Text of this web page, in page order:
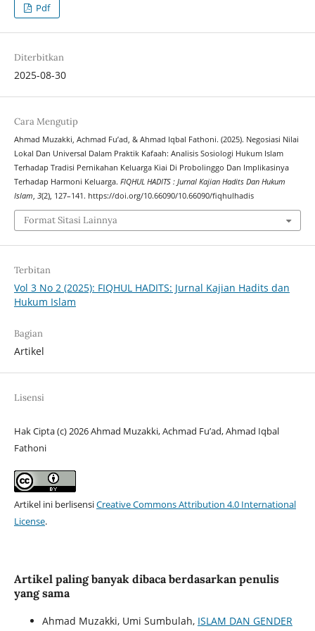
Pdf
Diterbitkan
2025-08-30
Cara Mengutip
Ahmad Muzakki, Achmad Fu’ad, & Ahmad Iqbal Fathoni. (2025). Negosiasi Nilai
Lokal Dan Universal Dalam Praktik Kafaah: Analisis Sosiologi Hukum Islam
Terhadap Tradisi Pernikahan Keluarga Kiai Di Probolinggo Dan Implikasinya
Terhadap Harmoni Keluarga. FIQHUL HADITS : Jurnal Kajian Hadits Dan Hukum
Islam 3(2), 127–141. https://doi.org/10.66090/10.66090/fiqhulhadis
Format Sitasi Lainnya
Terbitan
Vol 3 No 2 (2025): FIQHUL HADITS: Jurnal Kajian Hadits dan
Hukum Islam
Bagian
Artikel
Lisensi
Hak Cipta (c) 2026 Ahmad Muzakki, Achmad Fu’ad, Ahmad Iqbal
Fathoni
Artikel ini berlisensiCreative Commons Attribution 4.0 International
License.
Artikel paling banyak dibaca berdasarkan penulis
yang sama
Ahmad Muzakki, Umi Sumbulah, ISLAM DAN GENDER